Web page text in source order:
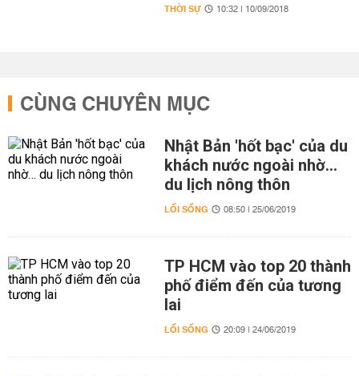
THỜI SỰ 10:32 | 10/09/2018
CÙNG CHUYÊN MỤC
Nhật Bản 'hốt bạc' của du
khách nước ngoài nhờ…
du lịch nông thôn
LỐI SỐNG 08:50 | 25/06/2019
TP HCM vào top 20 thành
phố điểm đến của tương
lai
LỐI SỐNG 20:09 | 24/06/2019